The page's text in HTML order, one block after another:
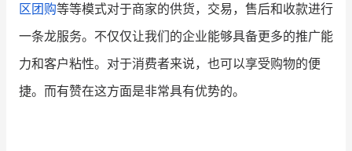
区团购等等模式对于商家的供货，交易，售后和收款进行
一条龙服务。不仅仅让我们的企业能够具备更多的推广能
力和客户粘性。对于消费者来说，也可以享受购物的便
捷。而有赞在这方面是非常具有优势的。